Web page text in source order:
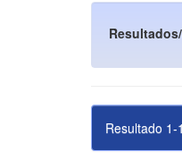
Resultado 1-